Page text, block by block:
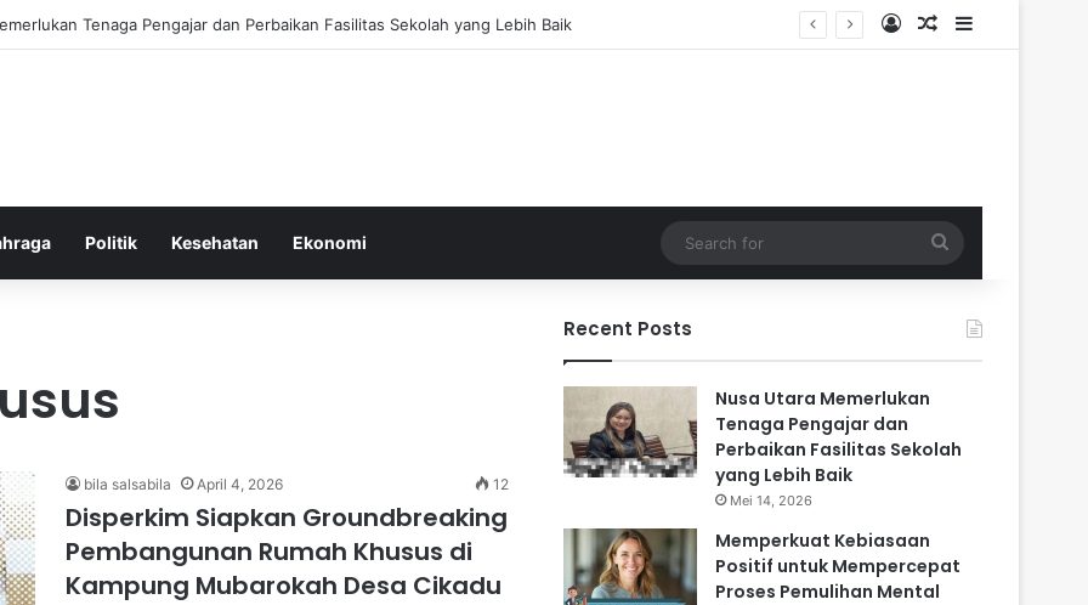
Positif untuk Mempercepat Proses Pemulihan Mental Anda Log InRandom Article
Sidebar
Politik Kesehatan Ekonomi
for
bila salsabila April 4, 2026 12
Disperkim Siapkan Groundbreaking
Pembangunan Rumah Khusus di
Kampung Mubarokah Desa Cikadu
Recent Posts
Nusa Utara Memerlukan
Tenaga Pengajar dan
Perbaikan Fasilitas Sekolah
yang Lebih Baik
Mei 14, 2026
Memperkuat Kebiasaan
Positif untuk Mempercepat
Proses Pemulihan Mental